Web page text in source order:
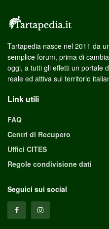
Tartapedia nasce nel 2011 da
semplice forum, prima di
oggi, a tutti gli effetti un portale
reale ed attiva sul territorio
Link utili
FAQ
Centri di Recupero
Uffici CITES
Regole condivisione dati
Seguici sui social